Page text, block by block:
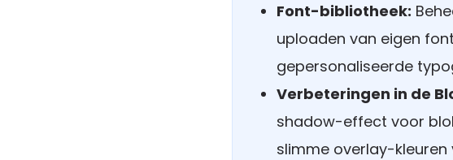
Font-bibliotheek:
uploaden van eigen
gepersonaliseerde
Verbeteringen in de
shadow-effect voor
slimme overlay-